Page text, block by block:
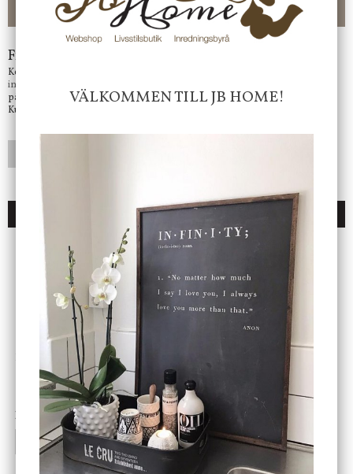
-ligt Tack för att just Du tittar in hos Jb Home!
Frågor?
Kontakta oss på
info@jbhome.se
på mail så fort vi kan.
Kundtjänst telefontid öppet vardagar mellan 10.00 - 15.00
DU KANSKE OCKSÅ ÄR INTRESSERAD AV
ENDAST 1 ST KVAR I LAGER
Cloudy kruka mini, vit
199 kr
INFO KÖP
Bordslampa Mushroom
vit, Utomhus
499 kr
INFO KÖP
VÄLKOMMEN TILL JB HOME!